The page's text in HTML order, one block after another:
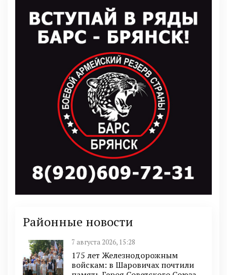
Районные новости
7 августа 2026, 15:28
175 лет Железнодорожным
войскам: в Шаровичах почтили